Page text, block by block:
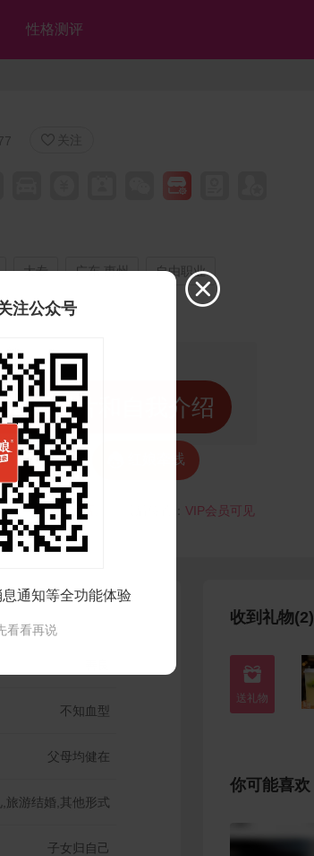
性格测评
 关注
大专 广东 惠州 自由职业
晰照片和自我介绍
打招呼 红娘牵线
：VIP会员可见 VIP会员可见
不知血型
父母均健在
旅游结婚,其他形式
子女归自己
收到礼物(2)

你可能喜欢

注公众号
通知等全功能体验
看看再说